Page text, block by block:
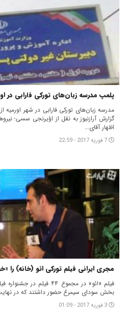
پلمپ مدرسه زبان‌های تورکی فارابی در
مدرسه زبان‌های تورکی فارابی در شهر
گزارش آرازنیوز به نقل از اؤیرنجی سسی؛
اظهار آقای...
7 فوریه 2017 - 22:59
مجری ایرانی فیلم تورکی ائو (خانه) را
بخش سودای سیمرغ حضور داشتند که در نهایت ۲ فیلم به بخش اصلی
3 فوریه 2017 - 01:09